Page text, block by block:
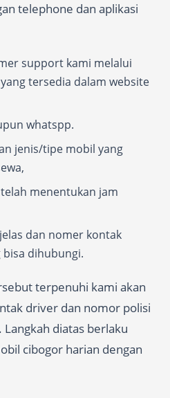
telephone dan aplikasi
support kami melalui
tersedia dalam website
whatspp.
jenis/tipe mobil yang
menentukan jam
dan nomer kontak
bisa dihubungi.
terpenuhi kami akan
driver dan nomor polisi
diatas berlaku
cibogor harian dengan